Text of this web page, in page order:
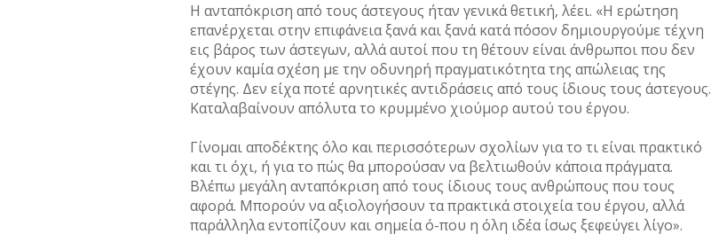
Η ανταπόκριση από τους άστεγους ήταν γενικά θετική, λέει. «Η ερώτηση
επανέρχεται στην επιφάνεια ξανά και ξανά κατά πόσον δηµιουργούµε τέχνη
εις βάρος των άστεγων, αλλά αυτοί που τη θέτουν είναι άνθρωποι που δεν
έχουν καµία σχέση µε την οδυνηρή πραγµατικότητα της απώλειας της
στέγης. Δεν είχα ποτέ αρνητικές αντιδράσεις από τους ίδιους τους άστεγους.
Καταλαβαίνουν απόλυτα το κρυµµένο χιούµορ αυτού του έργου.
Γίνοµαι αποδέκτης όλο και περισσότερων σχολίων για το τι είναι πρακτικό
και τι όχι, ή για το πώς θα µπορούσαν να βελτιωθούν κάποια πράγµατα.
Βλέπω µεγάλη ανταπόκριση από τους ίδιους τους ανθρώπους που τους
αφορά. Μπορούν να αξιολογήσουν τα πρακτικά στοιχεία του έργου, αλλά
παράλληλα εντοπίζουν και σηµεία ό-που η όλη ιδέα ίσως ξεφεύγει λίγο».